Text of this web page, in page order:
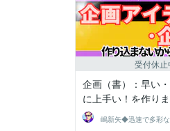
受付休止
企画（書）：早い
に上手い！を作り